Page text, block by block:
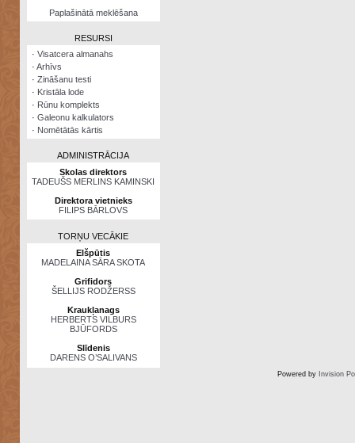
NomētātāsPaplašinātā meklēšana
RESURSI
· Visatcera almanahs
· Arhīvs
· Zināšanu testi
· Kristāla lode
· Rūnu komplekts
· Galeonu kalkulators
· Nomētātās kārtis
ADMINISTRĀCIJA
Skolas direktors
TADEUŠS MERLINS KAMINSKI
Direktora vietnieks
FILIPS BĀRLOVS
TORŅU VECĀKIE
Elšpūtis
MADELAINA SĀRA SKOTA
Grifidors
ŠELLIJS RODŽERSS
Kraukļanags
HERBERTS VILBURS
BJŪFORDS
Slīdenis
DARENS O’SALIVANS
Powered by Invision